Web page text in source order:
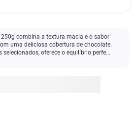
250g combina a textura macia e o sabor
uma deliciosa cobertura de chocolate.
oferece o equilíbrio perfe...